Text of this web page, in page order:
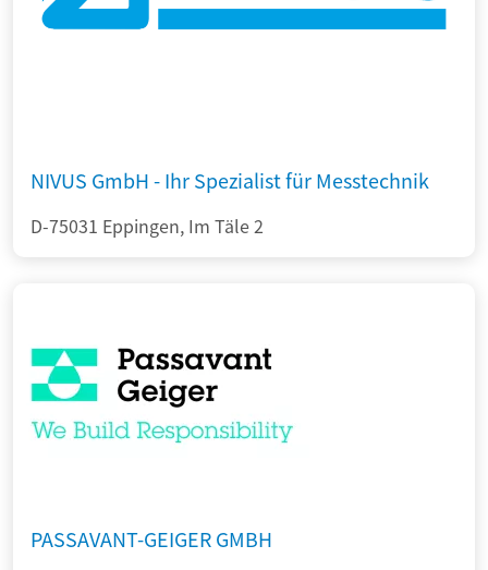
NIVUS GmbH - Ihr Spezialist für Messtechnik
D-75031 Eppingen, Im Täle 2
PASSAVANT-GEIGER GMBH